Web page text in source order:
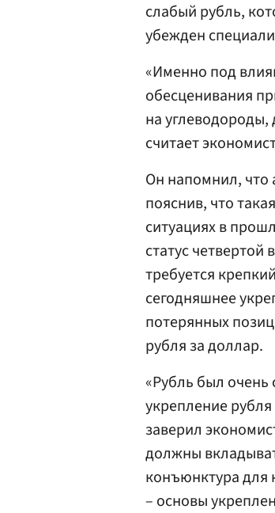
слабый рубль,
убежден
«Именно под
обесценивания
на углеводороды,
считает
Он напомнил, что
пояснив, что
ситуациях в
статус
требуется
сегодняшнее
потерянных
рубля за доллар.
«Рубль был
укрепление
заверил
должны
конъюнктура для
– основы